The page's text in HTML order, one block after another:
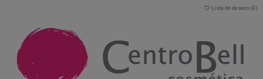
Lista de deseos (0 )